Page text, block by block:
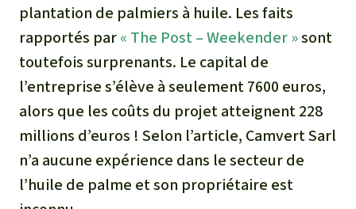
plantation de palmiers à huile. Les faits
rapportés par« The Post – Weekender »sont
toutefois surprenants. Le capital de
l’entreprise s’élève à seulement 7600 euros,
alors que les coûts du projet atteignent 228
millions d’euros ! Selon l’article, Camvert Sarl
n’a aucune expérience dans le secteur de
l’huile de palme et son propriétaire est